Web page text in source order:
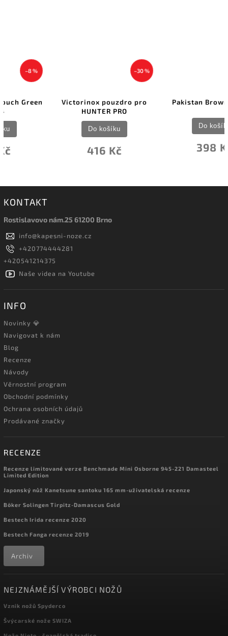
Victorinox pouzdro pro
Pakistan Brown Leather
KONTAKT
Rostislavovo nám.25 61200 Brno
info@kapesni-noze.cz
+420774444281
+420541214375
Naše videa na Youtube
INFO
Novinky 💎
Navigovat k nám
Blog
Recenze
Návody
Věrnostní program
Obchodní podmínky
Ochrana osobních údajů
Prodávané značky
RECENZE
Recenze limitované verze Benchmade Mini Osborne 945-221 Damasteel
Limited Edition
Japonský nůž Kanetsune santoku 165 mm-uživatelská recenze
Böker Solingen Tirpitz-Damascus Gold
Bestech Irida recenze 2020
Bestech Fanga recenze 2019
Archiv
NEJZNÁMĚJŠÍ VÝROBCI NOŽŮ
Vznik nožů Spyderco
Švýcarské nože SWIZA